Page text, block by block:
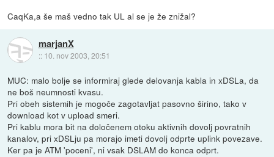
CaqKa,a še maš vedno tak UL al se je že znižal?
marjanX
:: 10. nov 2003, 20:51
MUC: malo bolje se informiraj glede delovanja kabla in xDSLa, da
ne boš neumnosti kvasu.
Pri obeh sistemih je mogoče zagotavljat pasovno širino, tako v
download kot v upload smeri.
Pri kablu mora bit na določenem otoku aktivnih dovolj povratnih
kanalov, pri xDSLju pa morajo imeti dovolj odprte uplink povezave.
Ker pa je ATM 'poceni', ni vsak DSLAM do konca odprt.